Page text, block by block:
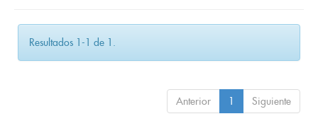
Resultados 1-1 de 1.
Anterior 1 Siguiente